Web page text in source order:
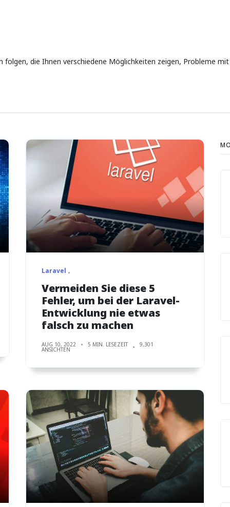
folgen, die Ihnen verschiedene Möglichkeiten zeigen, Probleme
Laravel
Vermeiden Sie diese 5
Fehler, um bei der Laravel-
Entwicklung nie etwas
falsch zu machen
AUG 10, 2022 5 MIN. LESEZEIT 9,301
ANSICHTEN